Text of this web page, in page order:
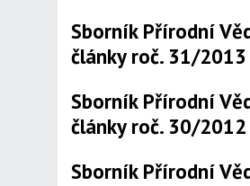
Sborník Přírodní
články roč. 31/2013
Sborník Přírodní
články roč. 30/2012
Sborník Přírodní